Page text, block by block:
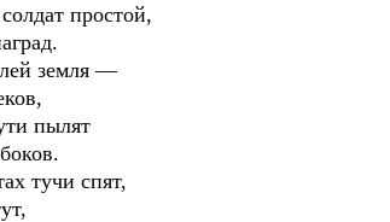
простой,
земля —
пылят
тучи спят,